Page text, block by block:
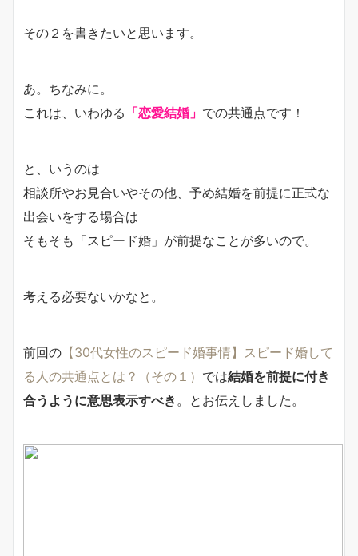
その２を書きたいと思います。
あ。ちなみに。
これは、いわゆる 「恋愛結婚」 での共通点です！
と、いうのは
相談所やお見合いやその他、予め結婚を前提に正式な
出会いをする場合は
そもそも「スピード婚」が前提なことが多いので。
考える必要ないかなと。
前回の 【30代女性のスピード婚事情】スピード婚して
る人の共通点とは？（その１） では結婚を前提に付き
合うように意思表示すべき。とお伝えしました。